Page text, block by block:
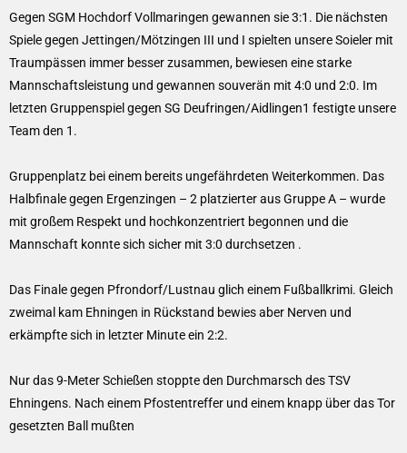
Gegen SGM Hochdorf Vollmaringen gewannen sie 3:1. Die nächsten
Spiele gegen Jettingen/Mötzingen III und I spielten unsere Soieler mit
Traumpässen immer besser zusammen, bewiesen eine starke
Mannschaftsleistung und gewannen souverän mit 4:0 und 2:0. Im
letzten Gruppenspiel gegen SG Deufringen/Aidlingen1 festigte unsere
Team den 1.
Gruppenplatz bei einem bereits ungefährdeten Weiterkommen. Das
Halbfinale gegen Ergenzingen – 2 platzierter aus Gruppe A – wurde
mit großem Respekt und hochkonzentriert begonnen und die
Mannschaft konnte sich sicher mit 3:0 durchsetzen .
Das Finale gegen Pfrondorf/Lustnau glich einem Fußballkrimi. Gleich
zweimal kam Ehningen in Rückstand bewies aber Nerven und
erkämpfte sich in letzter Minute ein 2:2.
Nur das 9-Meter Schießen stoppte den Durchmarsch des TSV
Ehningens. Nach einem Pfostentreffer und einem knapp über das Tor
gesetzten Ball mußten